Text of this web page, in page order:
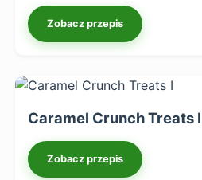
Zobacz przepis
Caramel Crunch Treats I
Zobacz przepis